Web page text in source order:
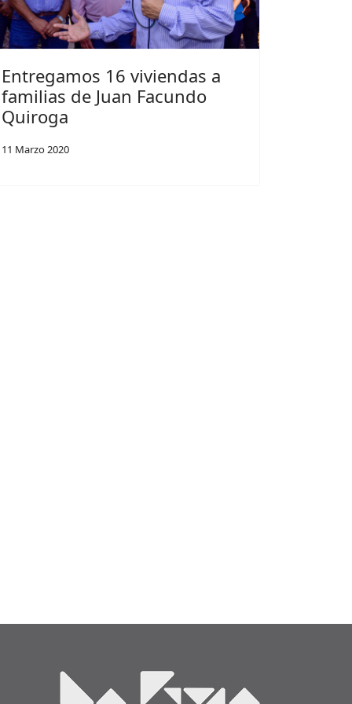
Entregamos 16 viviendas a
familias de Juan Facundo
Quiroga
11 Marzo 2020